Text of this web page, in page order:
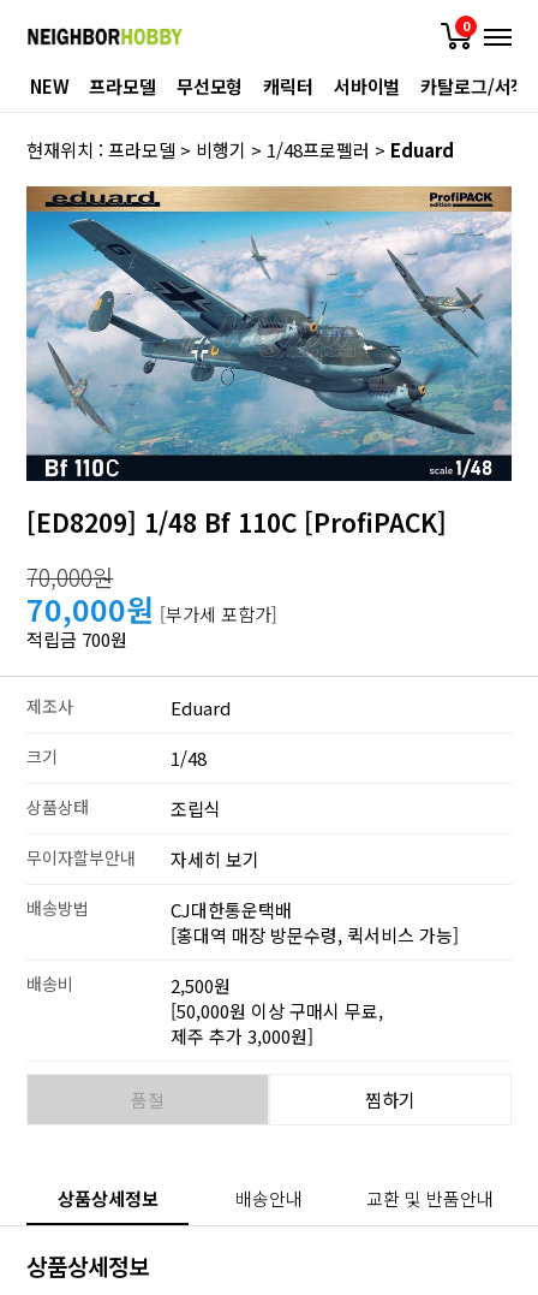
0
NEW 프라모델 무선모형 캐릭터 서바이벌 카탈로그/서적
현재위치 :프라모델 > 비행기 > 1/48프로펠러 > Eduard
[ED8209] 1/48 Bf 110C [ProfiPACK]
70,000원
70,000원 [부가세 포함가]
적립금 700원
제조사 Eduard
크기 1/48
상품상태 조립식
무이자할부안내 자세히 보기
배송방법
CJ대한통운택배
[홍대역 매장 방문수령, 퀵서비스 가능]
배송비
2,500원
[50,000원 이상 구매시 무료,
제주 추가 3,000원]
품절 찜하기
상품상세정보 배송안내 교환 및 반품안내
상품상세정보